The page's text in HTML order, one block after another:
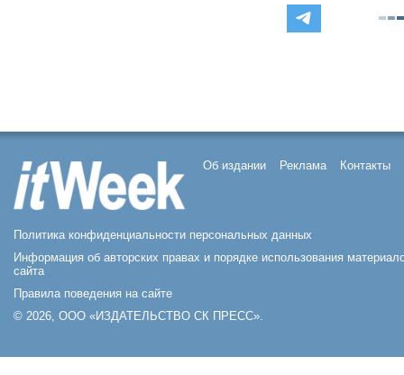
Об издании Реклама Контакты
Политика конфиденциальности персональных данных
Информация об авторских правах и порядке использования
сайта
Правила поведения на сайте
© 2026, ООО «ИЗДАТЕЛЬСТВО СК ПРЕСС».